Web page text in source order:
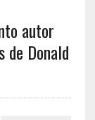
autor
de Donald